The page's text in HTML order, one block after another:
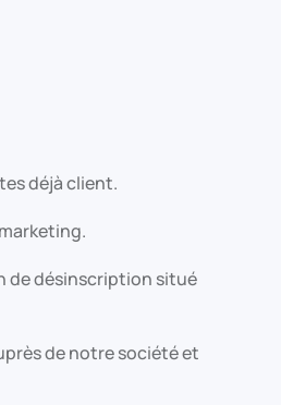
déjà client.
de désinscription situé
de notre société et